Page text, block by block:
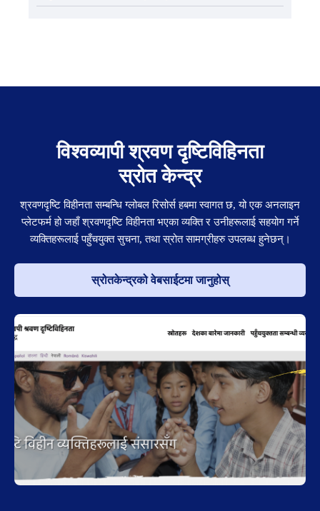
विश्वव्यापी श्रवण दृष्टिविहिनता
स्रोत केन्द्र
श्रवणदृष्टि विहीनता सम्बन्धि ग्लोबल रिसोर्स हबमा स्वागत छ, यो एक अनलाइन
प्लेटफर्म हो जहाँ श्रवणदृष्टि विहीनता भएका व्यक्ति र उनीहरूलाई सहयोग गर्ने
व्यक्तिहरूलाई पहुँचयुक्त सुचना, तथा स्रोत सामग्रीहरु उपलब्ध हुनेछन्।
स्रोतकेन्द्रको वेबसाईटमा जानुहोस्